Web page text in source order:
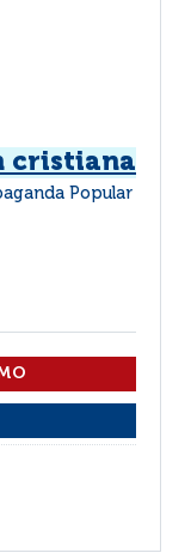
cristiana
Popular